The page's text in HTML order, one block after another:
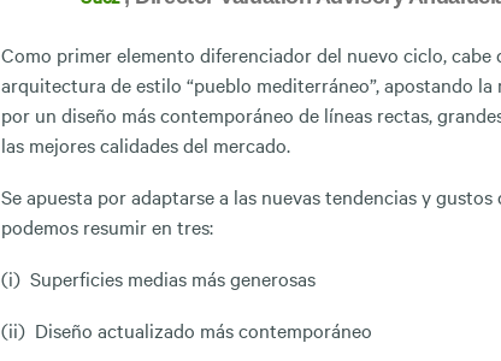
Como primer elemento diferenciador del nuevo ciclo, cabe
arquitectura de estilo “pueblo mediterráneo”, apostando
por un diseño más contemporáneo de líneas rectas,
las mejores calidades del mercado.
Se apuesta por adaptarse a las nuevas tendencias y
podemos resumir en tres:
(i) Superficies medias más generosas
(ii) Diseño actualizado más contemporáneo